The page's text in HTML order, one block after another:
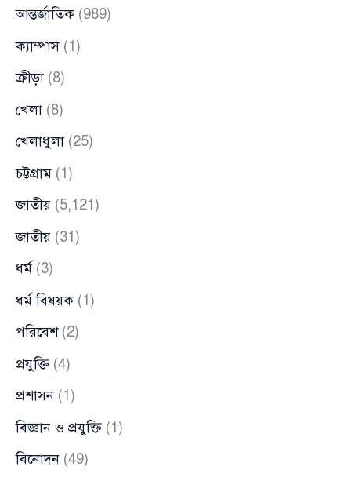
আন্তর্জাতিক (989)
ক্যাম্পাস(1)
ক্রীড়া (8)
খেলা (8)
খেলাধুলা (25)
চট্টগ্রাম (1)
জাতীয় (5,121)
জাতীয় (31)
ধর্ম (3)
ধর্ম বিষয়ক (1)
পরিবেশ(2)
প্রযুক্তি (4)
প্রশাসন (1)
বিজ্ঞান ও প্রযুক্তি (1)
বিনোদন (49)